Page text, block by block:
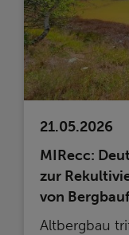
21.05.2026
MIRecc:
zur
von
Altbergbau